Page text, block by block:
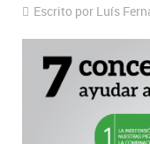
Escrito por Luís